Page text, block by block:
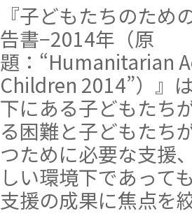
『子どもたちのため
告書−2014年（原
題：“Humanitarian
Children 2014”）』
下にある子どもたち
る困難と子どもたち
つために必要な支援
しい環境下であって
支援の成果に焦点を